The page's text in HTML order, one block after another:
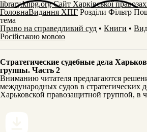
library.khpg.orgСайт Харківської
ГоловнаВидання ХПГ Розділи Фільтр
тема
Право на справедливий суд • Книги •
Російською мовою
Стратегические судебные дела
группы. Часть 2
Вниманию читателя предлагаются
международных судов в стратегических
Харьковской правозащитной группой, в